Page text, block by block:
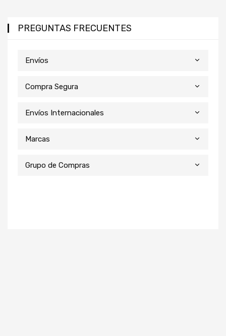
PREGUNTAS FRECUENTES
Envíos
Compra Segura
Envíos Internacionales
Marcas
Grupo de Compras